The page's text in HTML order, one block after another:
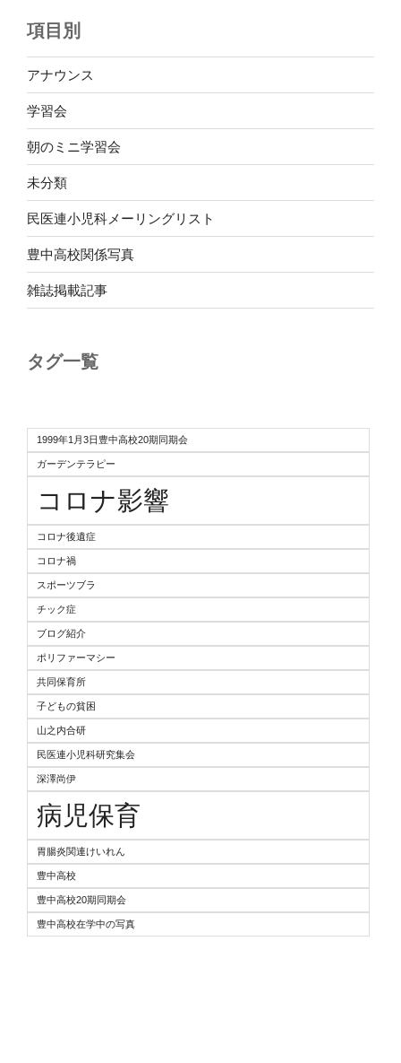
項目別
アナウンス
学習会
朝のミニ学習会
未分類
民医連小児科メーリングリスト
豊中高校関係写真
雑誌掲載記事
タグ一覧
1999年1月3日豊中高校20期同期会
ガーデンテラピー
コロナ影響
コロナ後遺症
コロナ禍
スポーツブラ
チック症
ブログ紹介
ポリファーマシー
共同保育所
子どもの貧困
山之内合研
民医連小児科研究集会
深澤尚伊
病児保育
胃腸炎関連けいれん
豊中高校
豊中高校20期同期会
豊中高校在学中の写真